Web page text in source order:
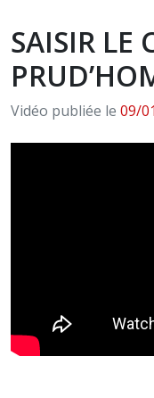
SAISIR LE
Vidéo publiée le 09/